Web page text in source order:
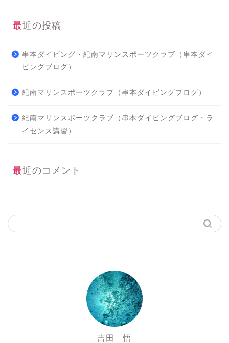
最近の投稿
串本ダイビング・紀南マリンスポーツクラブ（串本ダイ
ビングブログ）
紀南マリンスポーツクラブ（串本ダイビングブログ）
紀南マリンスポーツクラブ（串本ダイビングブログ・ラ
イセンス講習）
最近のコメント
吉田 悟